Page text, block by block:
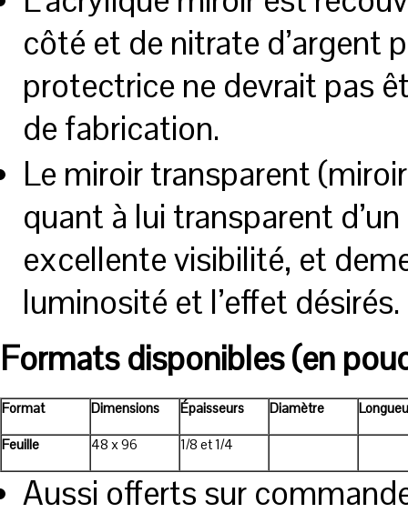
côté et de nitrate d’argent
protectrice ne devrait pas
de fabrication.
Le miroir transparent
quant à lui transparent
excellente visibilité, et
luminosité et l’effet désirés.
Formats disponibles (en
Format Dimensions Épaisseurs Diamètre
Feuille 48 x 96 1/8 et 1/4
Aussi offerts sur